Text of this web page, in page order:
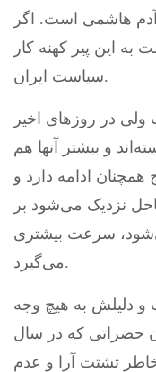
هاشمی است. اگر
به این پیر کهنه کار
سیاست ایران.
ولی در روزهای اخیر
و بیشتر آنها هم
همچنان ادامه دارد و
نزدیک می‌شود بر
سرعت بیشتری
می‌گیرد.
و دلیلش به هیچ وجه
حضراتی که در سال
خاطر تشتت آرا و عدم